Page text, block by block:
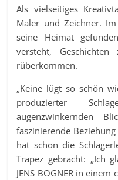
Als vielseitiges
Maler und Zeichner.
seine Heimat
versteht,
rüberkommen.
„Keine lügt so schön
produzierter
augenzwinkernden
faszinierende
hat schon die
Trapez gebracht: „Ich
JENS BOGNER in